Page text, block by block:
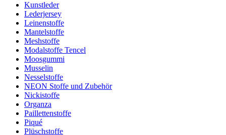
Kunstleder
Lederjersey
Leinenstoffe
Mantelstoffe
Meshstoffe
Modalstoffe Tencel
Moosgummi
Musselin
Nesselstoffe
NEON Stoffe und Zubehör
Nickistoffe
Organza
Paillettenstoffe
Piqué
Plüschstoffe